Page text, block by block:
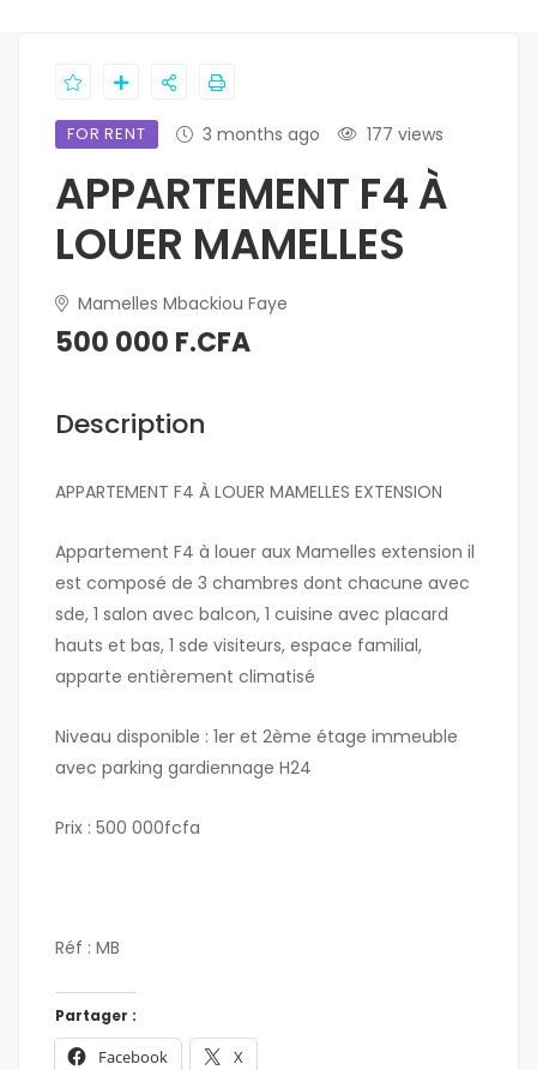
FOR RENT 3 months ago 177 views
APPARTEMENT F4 À
LOUER MAMELLES
Mamelles Mbackiou Faye
500 000 F.CFA
Description
APPARTEMENT F4 À LOUER MAMELLES EXTENSION
Appartement F4 à louer aux Mamelles extension il
est composé de 3 chambres dont chacune avec
sde, 1 salon avec balcon, 1 cuisine avec placard
hauts et bas, 1 sde visiteurs, espace familial,
apparte entièrement climatisé
Niveau disponible : 1er et 2ème étage immeuble
avec parking gardiennage H24
Prix : 500 000fcfa
Réf : MB
Partager :
Facebook X